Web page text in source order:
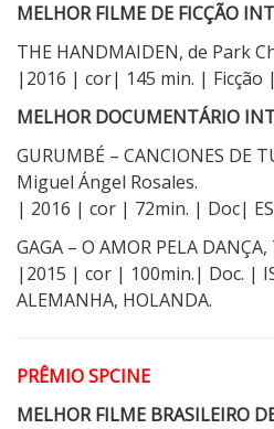
MELHOR FILME DE FICÇÃO
THE HANDMAIDEN, de Park
|2016 | cor| 145 min. | Ficção
MELHOR DOCUMENTÁRIO
GURUMBÉ – CANCIONES DE
Miguel Ángel Rosales.
| 2016 | cor | 72min. | Doc|
GAGA – O AMOR PELA
|2015 | cor | 100min.| Doc. |
ALEMANHA, HOLANDA.
PRÊMIO SPCINE
MELHOR FILME BRASILEIRO